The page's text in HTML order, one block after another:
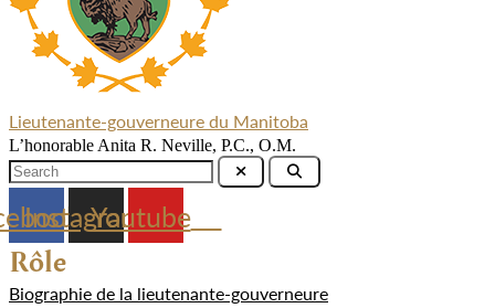
Lieutenante-gouverneure du Manitoba
L’honorable Anita R. Neville, P.C., O.M.
Instagram
Youtube
Rôle
Biographie de la lieutenante-gouverneure